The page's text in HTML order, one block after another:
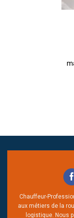
Chauffeur-
aux métiers de la
logistique. Nous